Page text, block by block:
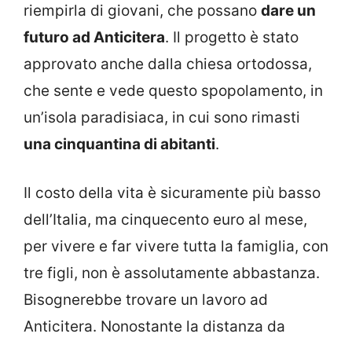
riempirla di giovani, che possano dare un
futuro ad Anticitera. Il progetto è stato
approvato anche dalla chiesa ortodossa,
che sente e vede questo spopolamento, in
un’isola paradisiaca, in cui sono rimasti
una cinquantina di abitanti.
Il costo della vita è sicuramente più basso
dell’Italia, ma cinquecento euro al mese,
per vivere e far vivere tutta la famiglia, con
tre figli, non è assolutamente abbastanza.
Bisognerebbe trovare un lavoro ad
Anticitera. Nonostante la distanza da